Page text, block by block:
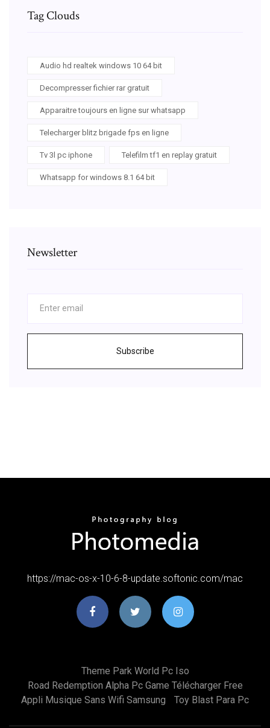
Tag Clouds
Audio hd realtek windows 10 64 bit
Decompresser fichier rar gratuit
Apparaitre toujours en ligne sur whatsapp
Telecharger blitz brigade fps en ligne
Tv 3l pc iphone Telefilm tf1 en replay gratuit
Whatsapp for windows 8.1 64 bit
Newsletter
Subscribe
https://mac-os-x-10-6-8-update.softonic.com/mac
Theme Park World Pc Iso
Road Redemption Alpha Pc Game Télécharger Free
Appli Musique Sans Wifi Samsung
Toy Blast Para Pc